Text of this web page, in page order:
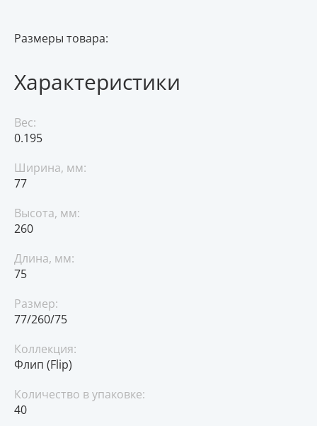
Размеры товара:
Характеристики
Вес:
0.195
Ширина, мм:
77
Высота, мм:
260
Длина, мм:
75
Размер:
77/260/75
Коллекция:
Флип (Flip)
Количество в упаковке:
40